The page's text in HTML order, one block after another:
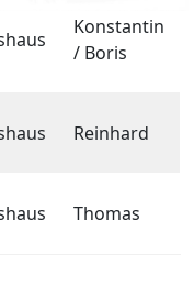
Konstantin
/ Boris
Reinhard
Thomas